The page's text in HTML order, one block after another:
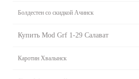
Болдестен со скидкой Ачинск
Купить Mod Grf 1-29 Салават
Каротин Хвалынск